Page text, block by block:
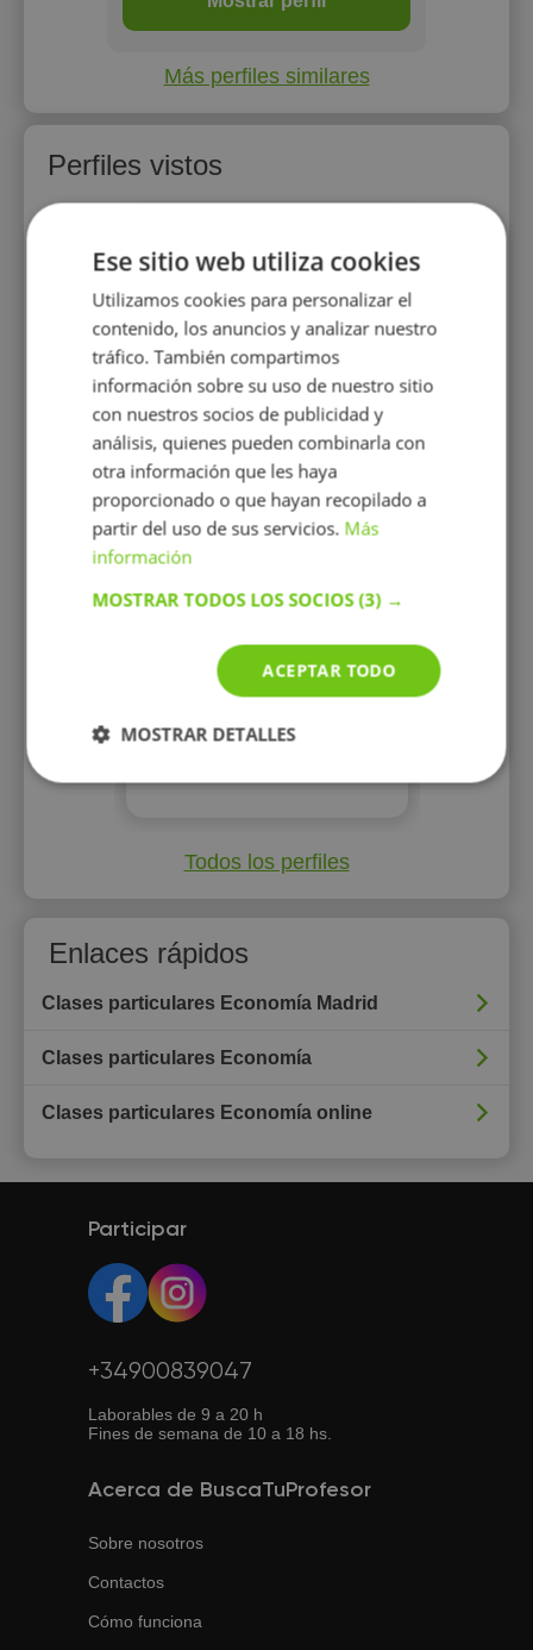
Más perfiles similares
Perfiles vistos
Angeles Argota
Hola! Puedo ayudarte con Tus
clases!
20 €/h
Mostrar perfil
Todos los perfiles
Enlaces rápidos
Clases particulares Economía Madrid
Clases particulares Economía
Clases particulares Economía online
Participar
+34900839047
Laborables de 9 a 20 h
Fines de semana de 10 a 18 hs.
Acerca de BuscaTuProfesor
Sobre nosotros
Contactos
Cómo funciona
Ese sitio web utiliza cookies
Utilizamos cookies para personalizar el
contenido, los anuncios y analizar nuestro
tráfico. También compartimos
información sobre su uso de nuestro sitio
con nuestros socios de publicidad y
análisis, quienes pueden combinarla con
otra información que les haya
proporcionado o que hayan recopilado a
partir del uso de sus servicios. Más
información
MOSTRAR TODOS LOS SOCIOS(3) →
ACEPTAR TODO
MOSTRAR DETALLES